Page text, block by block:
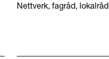
Nettverk, fagråd, lokalråd